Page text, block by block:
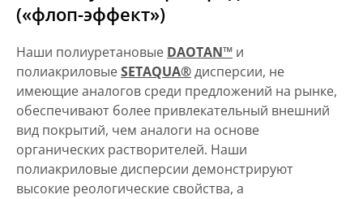
(«флоп-эффект»)
Наши полиуретановые DAOTAN™ и
полиакриловыеSETAQUA®дисперсии, не
имеющие аналогов среди предложений на рынке,
обеспечивают более привлекательный внешний
вид покрытий, чем аналоги на основе
органических растворителей. Наши
полиакриловые дисперсии демонстрируют
высокие реологические свойства, а